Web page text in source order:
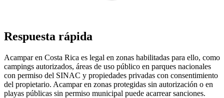
Respuesta rápida
Acampar en Costa Rica es legal en zonas habilitadas para ello, como
campings autorizados, áreas de uso público en parques nacionales
con permiso del SINAC y propiedades privadas con consentimiento
del propietario. Acampar en zonas protegidas sin autorización o en
playas públicas sin permiso municipal puede acarrear sanciones.